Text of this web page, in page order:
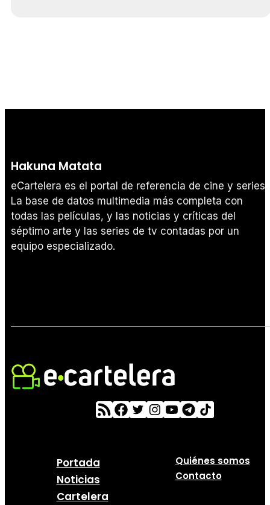
Hakuna Matata
eCartelera es el portal de referencia de cine y series.
La base de datos multimedia más completa con
todas las películas, y las noticias y críticas del
séptimo arte y las series de tv contadas por un
equipo especializado.
Portada
Noticias
Cartelera
Quiénes somos
Contacto